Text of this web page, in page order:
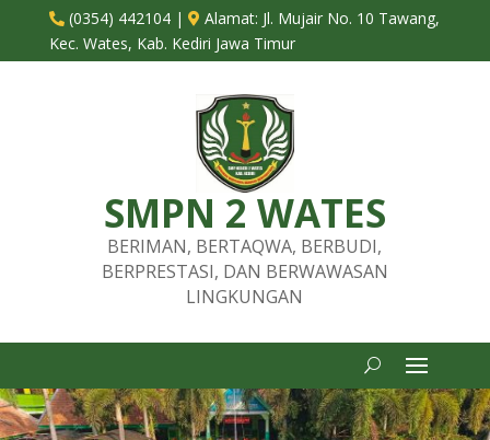
 (0354) 442104|  Alamat: Jl. Mujair No. 10 Tawang,
Kec. Wates, Kab. Kediri Jawa Timur
SMPN 2 WATES
BERIMAN, BERTAQWA, BERBUDI,
BERPRESTASI, DAN BERWAWASAN
LINGKUNGAN